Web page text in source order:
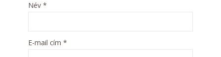
Név *
E-mail cím *